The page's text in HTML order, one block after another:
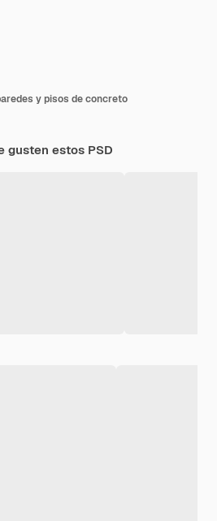
y pisos de concreto
gusten estos PSD